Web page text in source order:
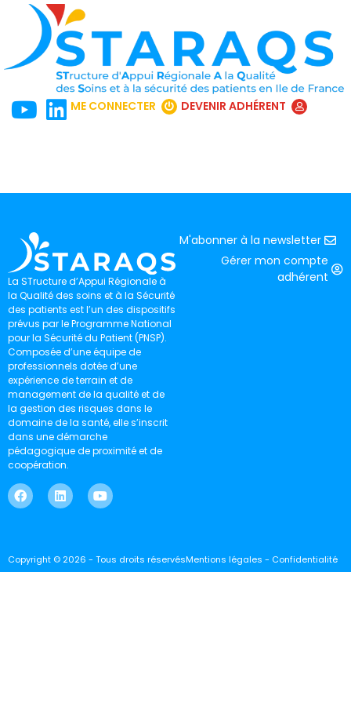
ME CONNECTER DEVENIR ADHÉRENT
La STructure d’Appui Régionale à
la Qualité des soins et à la Sécurité
des patients est l’un des dispositifs
prévus par le Programme National
pour la Sécurité du Patient (PNSP).
Composée d’une équipe de
professionnels dotée d’une
expérience de terrain et de
management de la qualité et de
la gestion des risques dans le
domaine de la santé, elle s’inscrit
dans une démarche
pédagogique de proximité et de
coopération.
M'abonner à la newsletter
Gérer mon compte
adhérent
Copyright © 2026 - Tous droits réservésMentions légales - Confidentialité